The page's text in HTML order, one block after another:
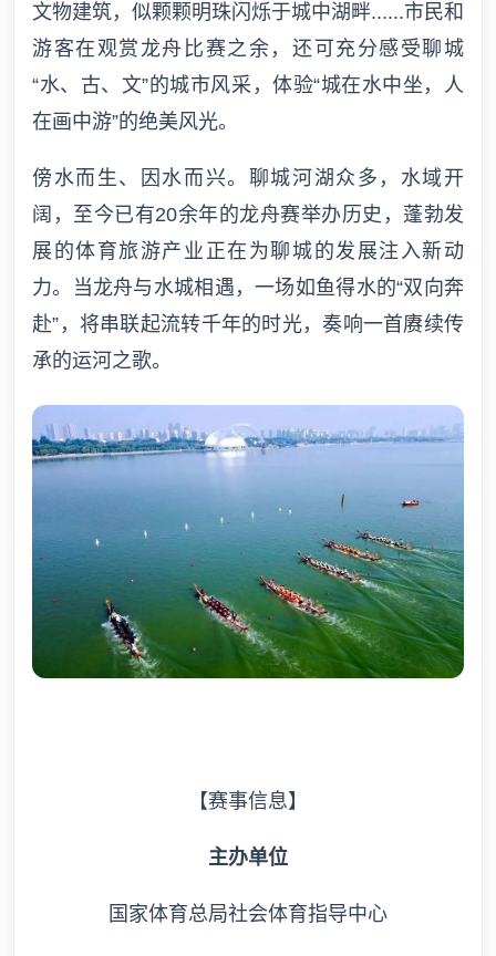
文物建筑，似颗颗明珠闪烁于城中湖畔......市民和
游客在观赏龙舟比赛之余，还可充分感受聊城
“水、古、文”的城市风采，体验“城在水中坐，人
在画中游”的绝美风光。
傍水而生、因水而兴。聊城河湖众多，水域开
阔，至今已有20余年的龙舟赛举办历史，蓬勃发
展的体育旅游产业正在为聊城的发展注入新动
力。当龙舟与水城相遇，一场如鱼得水的“双向奔
赴”，将串联起流转千年的时光，奏响一首赓续传
承的运河之歌。
【赛事信息】
主办单位
国家体育总局社会体育指导中心